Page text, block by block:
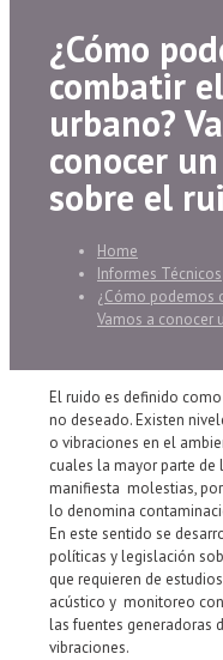
¿Cómo
combatir
urbano?
conocer
sobre el
Home
Informes Técnicos
¿Cómo podemos
Vamos a conocer
El ruido es definido
no deseado. Existen
o vibraciones en el
cuales la mayor parte de
manifiesta molestias,
lo denomina
En este sentido se
políticas y legislación
que requieren de
acústico y monitoreo
las fuentes generadoras
vibraciones.